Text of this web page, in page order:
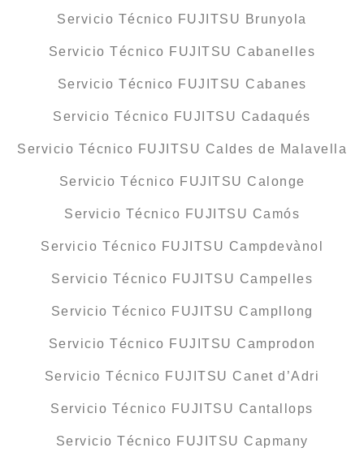
Servicio Técnico FUJITSU Brunyola
Servicio Técnico FUJITSU Cabanelles
Servicio Técnico FUJITSU Cabanes
Servicio Técnico FUJITSU Cadaqués
Servicio Técnico FUJITSU Caldes de Malavella
Servicio Técnico FUJITSU Calonge
Servicio Técnico FUJITSU Camós
Servicio Técnico FUJITSU Campdevànol
Servicio Técnico FUJITSU Campelles
Servicio Técnico FUJITSU Campllong
Servicio Técnico FUJITSU Camprodon
Servicio Técnico FUJITSU Canet d’Adri
Servicio Técnico FUJITSU Cantallops
Servicio Técnico FUJITSU Capmany